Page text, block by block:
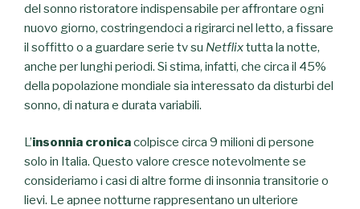
del sonno ristoratore indispensabile per affrontare ogni
nuovo giorno, costringendoci a rigirarci nel letto, a fissare
il soffitto o a guardare serie tv su Netflixtutta la notte,
anche per lunghi periodi. Si stima, infatti, che circa il 45%
della popolazione mondiale sia interessato da disturbi del
sonno, di natura e durata variabili.
L’insonnia cronicacolpisce circa 9 milioni di persone
solo in Italia. Questo valore cresce notevolmente se
consideriamo i casi di altre forme di insonnia transitorie o
lievi. Le apnee notturne rappresentano un ulteriore